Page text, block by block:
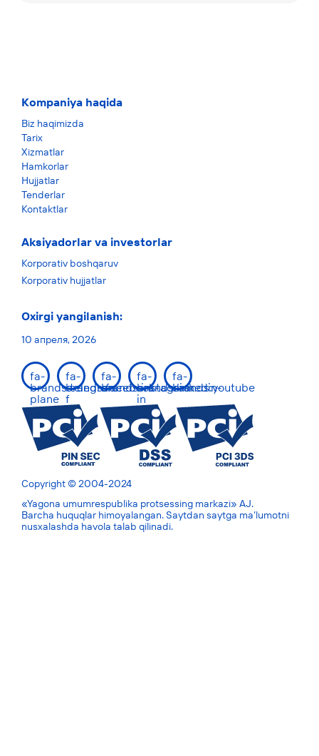
Kompaniya haqida
Biz haqimizda
Tarix
Xizmatlar
Hamkorlar
Hujjatlar
Tenderlar
Kontaktlar
Aksiyadorlar va investorlar
Korporativ boshqaruv
Korporativ hujjatlar
Oxirgi yangilanish:
10 апреля, 2026
fa-
brands:telegram-
plane
fa-
brands:facebook-
f
fa-
brands:instagram
fa-
brands:linkedin-
in
fa-
brands:youtube
Copyright © 2004-2024
«Yagona umumrespublika protsessing markazi» AJ.
Barcha huquqlar himoyalangan. Saytdan saytga ma’lumotni
nusxalashda havola talab qilinadi.